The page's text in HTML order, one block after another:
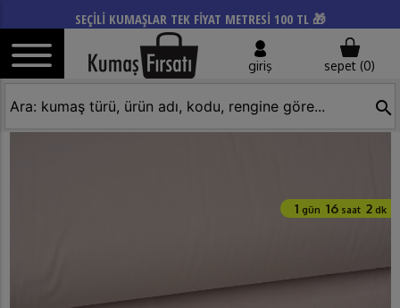
SEÇİLİ KUMAŞLAR TEK FİYAT METRESİ 100 TL 🎁
giriş sepet (0)
search
1 gün 16saat 2dk